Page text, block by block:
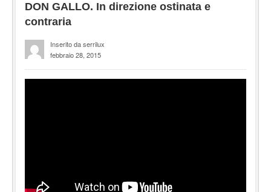
DON GALLO. In direzione ostinata e
contraria
Inserito da serrilux
febbraio 28, 2015